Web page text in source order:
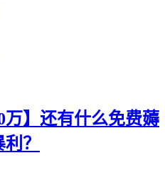
万】还有什么免费薅
？